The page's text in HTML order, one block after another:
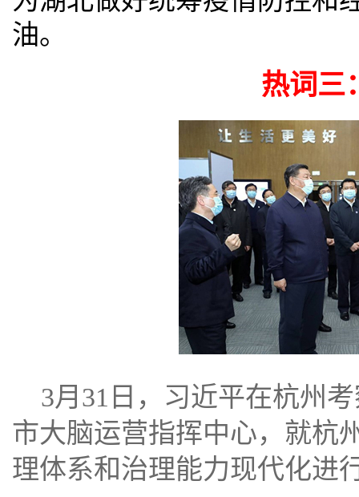
油。
热词三
3月31日，习近平在杭州
市大脑运营指挥中心，就杭
理体系和治理能力现代化进